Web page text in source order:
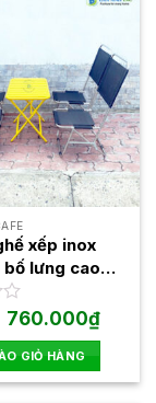
xếp inox
rẻ
Giá
gốc
là:
900.000₫.
760.000₫Giá
hiện
tại
là:
GIỎ HÀNG